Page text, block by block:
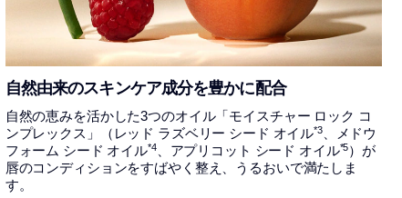
自然由来のスキンケア成分を豊かに配合
自然の恵みを活かした3つのオイル「モイスチャー ロック コ
ンプレックス」（レッド ラズベリー シード オイル*3、メドウ
フォーム シード オイル*4、アプリコット シード オイル*5）が
唇のコンディションをすばやく整え、うるおいで満たしま
す。